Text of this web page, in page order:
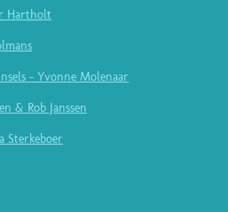
Hartholt
- Yvonne Molenaar
& Rob Janssen
Sterkeboer